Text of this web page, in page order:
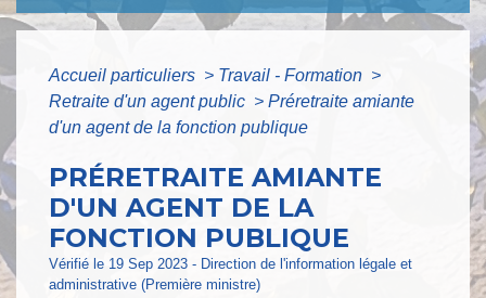
Accueil particuliers > Travail - Formation >
Retraite d'un agent public > Préretraite amiante
d'un agent de la fonction publique
PRÉRETRAITE AMIANTE
D'UN AGENT DE LA
FONCTION PUBLIQUE
Vérifié le 19 Sep 2023 - Direction de l'information légale et
administrative (Première ministre)